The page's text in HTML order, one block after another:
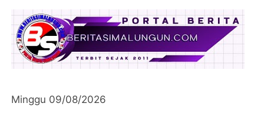
Minggu 09/08/2026